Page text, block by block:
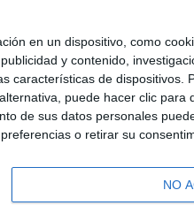
en un dispositivo, como
y contenido,
características de
puede hacer clic
de sus datos personales
o retirar su
NO
Quiénes